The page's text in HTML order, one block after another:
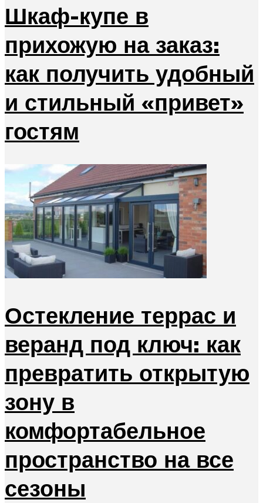
Шкаф-купе в
прихожую на заказ:
как получить удобный
и стильный «привет»
гостям
Остекление террас и
веранд под ключ: как
превратить открытую
зону в
комфортабельное
пространство на все
сезоны